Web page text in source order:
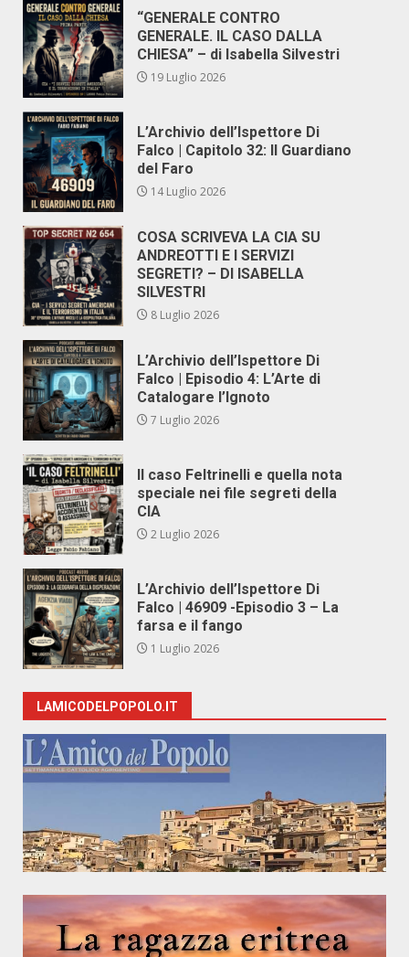
“GENERALE CONTRO
GENERALE. IL CASO DALLA
CHIESA” – di Isabella Silvestri
19 Luglio 2026
L’Archivio dell’Ispettore Di
Falco | Capitolo 32: Il Guardiano
del Faro
14 Luglio 2026
COSA SCRIVEVA LA CIA SU
ANDREOTTI E I SERVIZI
SEGRETI? – DI ISABELLA
SILVESTRI
8 Luglio 2026
L’Archivio dell’Ispettore Di
Falco | Episodio 4: L’Arte di
Catalogare l’Ignoto
7 Luglio 2026
Il caso Feltrinelli e quella nota
speciale nei file segreti della
CIA
2 Luglio 2026
L’Archivio dell’Ispettore Di
Falco | 46909 -Episodio 3 – La
farsa e il fango
1 Luglio 2026
LAMICODELPOPOLO.IT